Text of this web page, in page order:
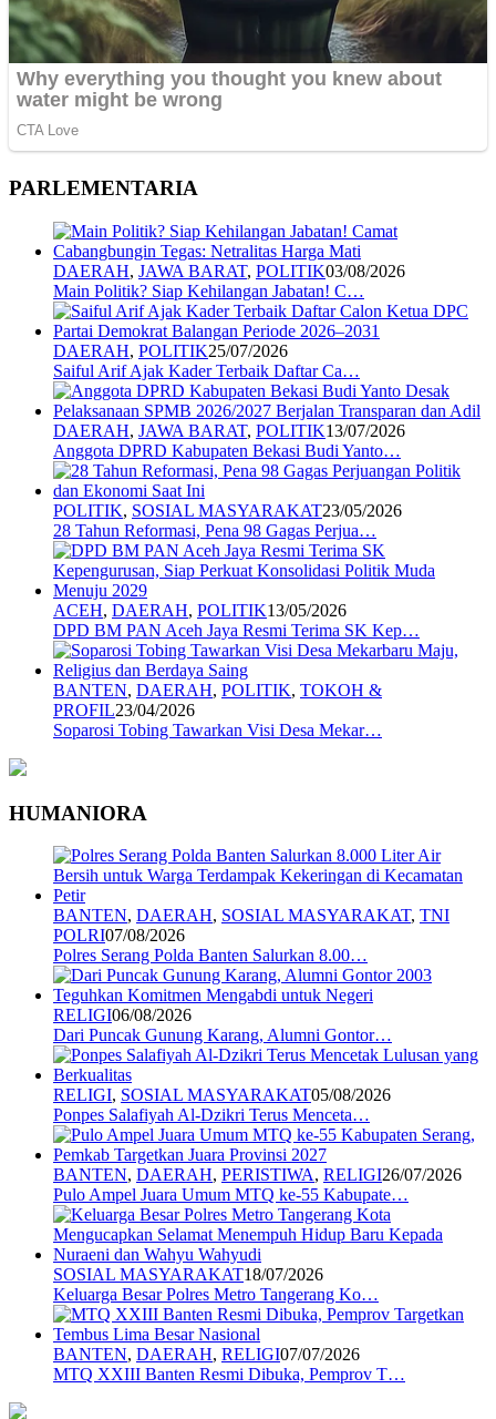
PARLEMENTARIA
DAERAH, JAWA BARAT, POLITIK03/08/2026
Main Politik? Siap Kehilangan Jabatan! C…
DAERAH, POLITIK25/07/2026
Saiful Arif Ajak Kader Terbaik Daftar Ca…
DAERAH, JAWA BARAT, POLITIK13/07/2026
Anggota DPRD Kabupaten Bekasi Budi Yanto…
POLITIK, SOSIAL MASYARAKAT23/05/2026
28 Tahun Reformasi, Pena 98 Gagas Perjua…
ACEH, DAERAH, POLITIK13/05/2026
DPD BM PAN Aceh Jaya Resmi Terima SK Kep…
BANTEN, DAERAH, POLITIK, TOKOH &
PROFIL23/04/2026
Soparosi Tobing Tawarkan Visi Desa Mekar…
HUMANIORA
BANTEN, DAERAH, SOSIAL MASYARAKAT, TNI
POLRI07/08/2026
Polres Serang Polda Banten Salurkan 8.00…
RELIGI06/08/2026
Dari Puncak Gunung Karang, Alumni Gontor…
RELIGI, SOSIAL MASYARAKAT05/08/2026
Ponpes Salafiyah Al-Dzikri Terus Menceta…
BANTEN, DAERAH, PERISTIWA, RELIGI26/07/2026
Pulo Ampel Juara Umum MTQ ke-55 Kabupate…
SOSIAL MASYARAKAT18/07/2026
Keluarga Besar Polres Metro Tangerang Ko…
BANTEN, DAERAH, RELIGI07/07/2026
MTQ XXIII Banten Resmi Dibuka, Pemprov T…